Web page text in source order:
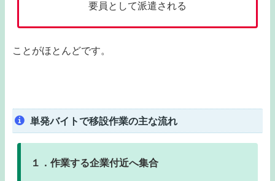
要員として派遣される
ことがほとんどです。
単発バイトで移設作業の主な流れ
１．作業する企業付近へ集合